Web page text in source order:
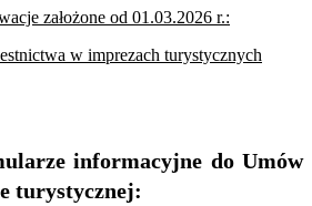
założone od 01.03.2026 r.:
w imprezach turystycznych
informacyjne do Umów
turystycznej: